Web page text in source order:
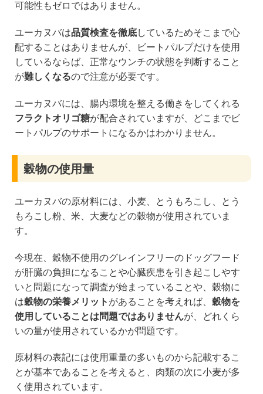
可能性もゼロではありません。
ユーカヌバは品質検査を徹底しているためそこまで心
配することはありませんが、ビートパルプだけを使用
しているならば、正常なウンチの状態を判断すること
が難しくなるので注意が必要です。
ユーカヌバには、腸内環境を整える働きをしてくれる
フラクトオリゴ糖が配合されていますが、どこまでビ
ートパルプのサポートになるかはわかりません。
穀物の使用量
ユーカヌバの原材料には、小麦、とうもろこし、とう
もろこし粉、米、大麦などの穀物が使用されていま
す。
今現在、穀物不使用のグレインフリーのドッグフード
が肝臓の負担になることや心臓疾患を引き起こしやす
いと問題になって調査が始まっていることや、穀物に
は穀物の栄養メリット があることを考えれば、 穀物を
使用していることは問題ではありませんが、どれくら
いの量が使用されているかが問題です。
原材料の表記には使用重量の多いものから記載するこ
とが基本であることを考えると、肉類の次に小麦が多
く使用されています。